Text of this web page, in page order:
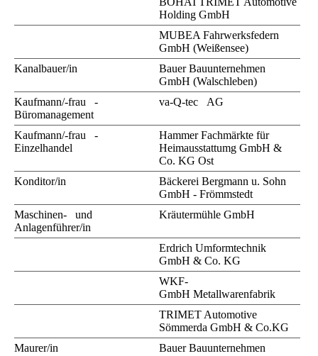
Holding GmbH
MUBEA Fahrwerksfedern
GmbH (Weißensee)
Kanalbauer/in
Bauer Bauunternehmen
GmbH (Walschleben)
Kaufmann/-frau -
Büromanagement
va-Q-tec AG
Kaufmann/-frau -
Einzelhandel
Hammer Fachmärkte für
Heimausstattumg GmbH &
Co. KG Ost
Konditor/in
Bäckerei Bergmann u. Sohn
GmbH - Frömmstedt
Maschinen- und
Anlagenführer/in
Kräutermühle GmbH
Erdrich Umformtechnik
GmbH & Co. KG
WKF-
GmbH Metallwarenfabrik
TRIMET Automotive
Sömmerda GmbH & Co.KG
Maurer/in
Bauer Bauunternehmen